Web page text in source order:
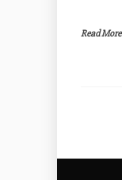
Read More